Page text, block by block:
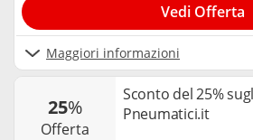
Maggiori informazioni
Vedi Offerta
25%
offerta
Sconto del 25%
Pneumatici.it